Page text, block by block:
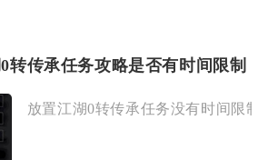
转传承任务攻略是否有时间限制
放置江湖0转传承任务没有时间限